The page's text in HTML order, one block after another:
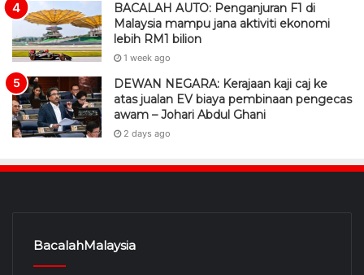
BACALAH AUTO: Penganjuran F1 di
Malaysia mampu jana aktiviti ekonomi
lebih RM1 bilion
1 week ago
DEWAN NEGARA: Kerajaan kaji caj ke
atas jualan EV biaya pembinaan pengecas
awam – Johari Abdul Ghani
2 days ago
BacalahMalaysia